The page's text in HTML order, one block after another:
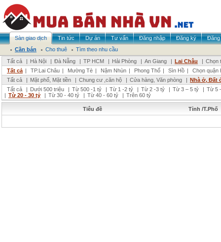
Sàn giao dịch Tin tức Dự án Tư vấn Đăng nhập Đăng ký
Đăng
Cần bán
Cho thuê
Tìm theo nhu cầu
Tất cả
| Hà Nội | Đà Nẵng | TP HCM | Hải Phòng | An Giang | Lai Châu | Chọn
Tất cả | TP.Lai Châu | Mường Tè | Nậm Nhùn | Phong Thổ | Sìn Hồ |
Chọn quận
Tất cả
| Mặt phố, Mặt tiền | Chung cư ,căn hộ | Cửa hàng, Văn phòng | Nhà ở, Đất
Tất cả
| Dưới 500 triệu | Từ 500 -1 tỷ | Từ 1 -2 tỷ | Từ 2 -3 tỷ | Từ 3 – 5 tỷ | Từ 5
| Từ 20 - 30 tỷ | Từ 30 - 40 tỷ | Từ 40 - 60 tỷ | Trên 60 tỷ
Tiêu đề Tỉnh /T.Phố